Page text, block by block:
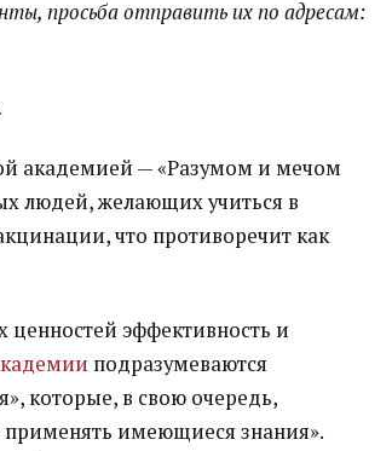
просьба отправить их по адресам:
академией — «Разумом и мечом
людей, желающих учиться в
что противоречит как
ценностей эффективность и
подразумеваются
которые, в свою очередь,
применять имеющиеся знания».